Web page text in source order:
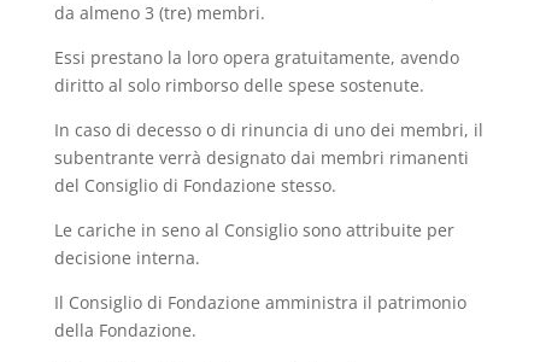
da almeno 3 (tre) membri.
Essi prestano la loro opera gratuitamente, avendo
diritto al solo rimborso delle spese sostenute.
In caso di decesso o di rinuncia di uno dei membri, il
subentrante verrà designato dai membri rimanenti
del Consiglio di Fondazione stesso.
Le cariche in seno al Consiglio sono attribuite per
decisione interna.
Il Consiglio di Fondazione amministra il patrimonio
della Fondazione.